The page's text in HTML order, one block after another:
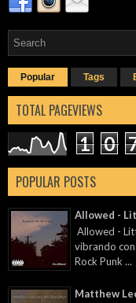
Popular Tags
TOTAL PAGEVIEWS
1 0
POPULAR POSTS
Allowed -
Allowed -
vibrando
Rock Punk ...
Matthew